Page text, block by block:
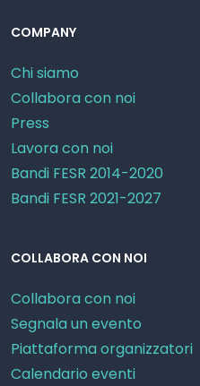
COMPANY
Chi siamo
Collabora con noi
Press
Lavora con noi
Bandi FESR 2014-2020
Bandi FESR 2021-2027
COLLABORA CON NOI
Collabora con noi
Segnala un evento
Piattaforma organizzatori
Calendario eventi